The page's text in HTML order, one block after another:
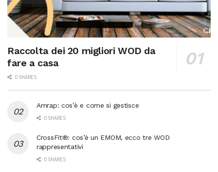
Raccolta dei 20 migliori WOD da
fare a casa
0 SHARES
Amrap: cos’è e come si gestisce
0 SHARES
CrossFit®: cos’è un EMOM, ecco tre WOD
rappresentativi
0 SHARES